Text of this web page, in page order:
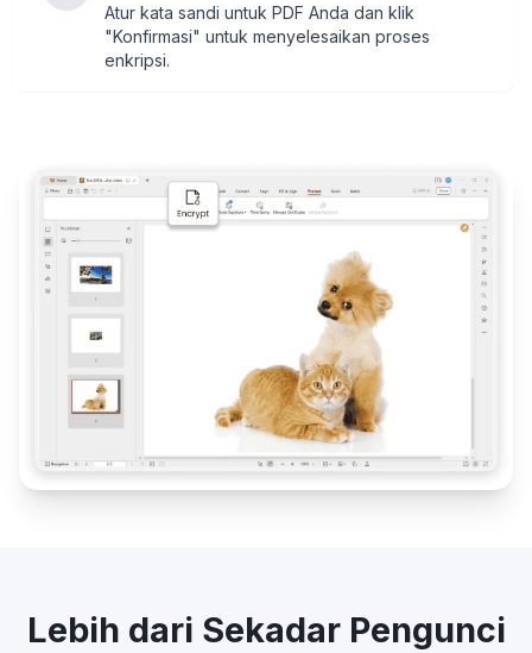
Atur kata sandi untuk PDF Anda dan klik
"Konfirmasi" untuk menyelesaikan proses
enkripsi.
Lebih dari Sekadar Pengunci